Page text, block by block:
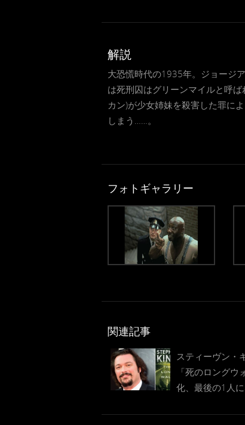
解説
大恐慌時代の1935年。ジョージ
は死刑囚はグリーンマイルと呼
カン)が少女姉妹を殺害した罪に
しまう……。
フォトギャラリー
関連記事
スティーヴン・
「死のロングウ
化、最後の1人
競技